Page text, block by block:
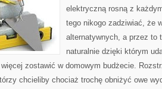
elektryczną rosną z
tego nikogo zadziwiać, że
alternatywnych, a przez to
naturalnie dzięki którym
zostawić w domowym budżecie.
chcieliby chociaż trochę obniżyć owe